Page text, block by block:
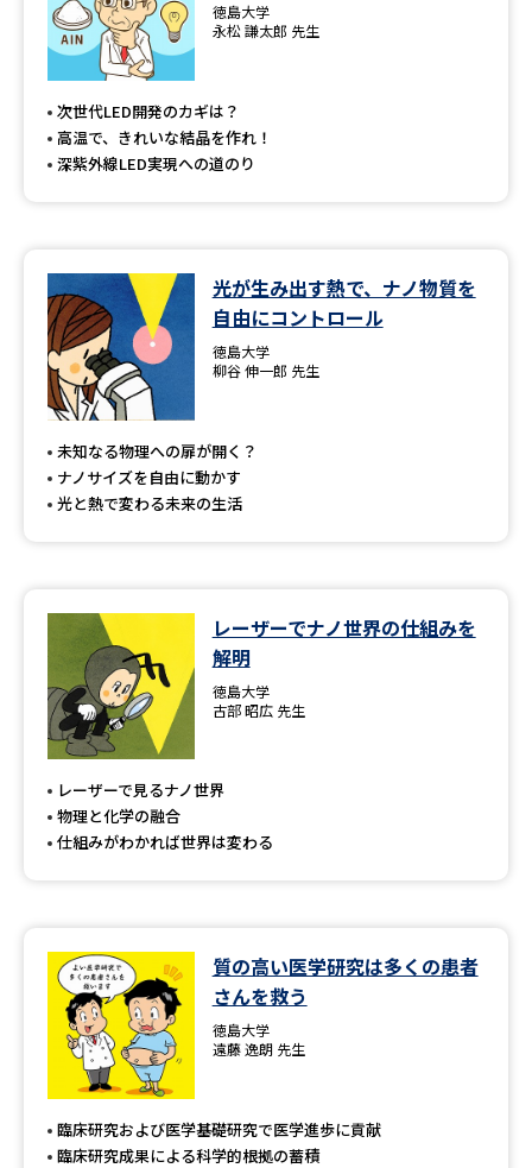
デジタルパンフレット 進路の３択
新学年スタート号特集ページ
（高3生用）
SELFBRAND特集ページ
オープンキャンパス検索 実施プログラムから探す
来場型・Web型イベント特集
受験準備
先輩が入学を決めた理由
新生活お役立ちガイド
学問発見
学問のミニ講義「夢ナビ講義」 学問分野解説
学問の教科書 夢ナビライブ
ユーザーサポート
徳島大学
永松 謙太郎 先生
次世代LED開発のカギは？
高温で、きれいな結晶を作れ！
深紫外線LED実現への道のり
光が生み出す熱で、ナノ物質を
自由にコントロール
徳島大学
柳谷 伸一郎 先生
未知なる物理への扉が開く？
ナノサイズを自由に動かす
光と熱で変わる未来の生活
レーザーでナノ世界の仕組みを
解明
徳島大学
古部 昭広 先生
レーザーで見るナノ世界
物理と化学の融合
仕組みがわかれば世界は変わる
質の高い医学研究は多くの患者
さんを救う
徳島大学
遠藤 逸朗 先生
臨床研究および医学基礎研究で医学進歩に貢献
臨床研究成果による科学的根拠の蓄積